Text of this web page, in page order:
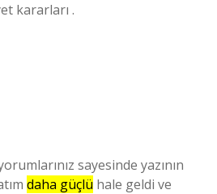
kararları .
sayesinde yazının
daha güçlü hale geldi ve